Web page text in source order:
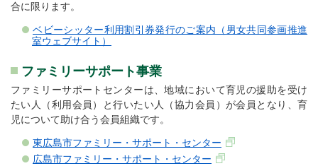
合に限ります。
ベビーシッター利用割引券発行のご案内（男女共同参画推進
室ウェブサイト）
ファミリーサポート事業
ファミリーサポートセンターは、地域において育児の援助を受け
たい人（利用会員）と行いたい人（協力会員）が会員となり、育
児について助け合う会員組織です。
東広島市ファミリー・サポート・センター
広島市ファミリー・サポート・センター